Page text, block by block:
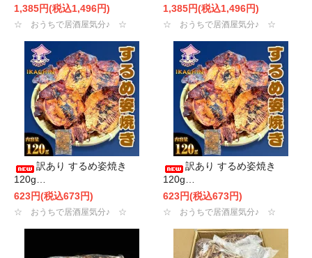
1,385円(税込1,496円)
☆ おうちで居酒屋気分♪ ☆
1,385円(税込1,496円)
☆ おうちで居酒屋気分♪ ☆
訳あり するめ姿焼き
120g…
623円(税込673円)
☆ おうちで居酒屋気分♪ ☆
訳あり するめ姿焼き
120g…
623円(税込673円)
☆ おうちで居酒屋気分♪ ☆